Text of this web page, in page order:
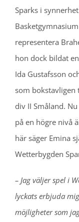
Sparks i
representera
hon dock bildat
Ida Gustafsson
som bokstavligen
div II Småland.
på en högre nivå
här säger Emina
Wetterbygden
– Jag väljer spel i
lyckats erbjuda
möjligheter som